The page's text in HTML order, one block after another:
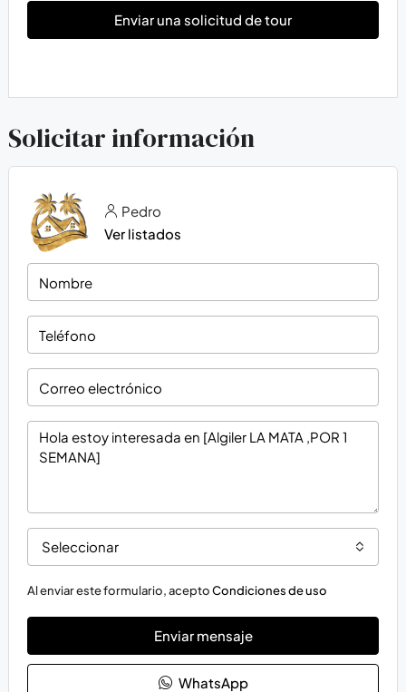
Enviar una solicitud de tour
Solicitar información
Pedro
Ver listados
Seleccionar
Al enviar este formulario, aceptoCondiciones de uso
Enviar mensaje
WhatsApp